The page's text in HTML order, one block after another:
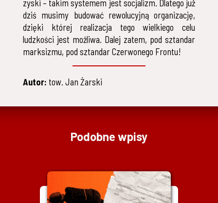
zyski – takim systemem jest socjalizm. Dlatego już
dziś musimy budować rewolucyjną organizację,
dzięki której realizacja tego wielkiego celu
ludzkości jest możliwa. Dalej zatem, pod sztandar
marksizmu, pod sztandar Czerwonego Frontu!
Autor: tow. Jan Żarski
Podobne wpisy